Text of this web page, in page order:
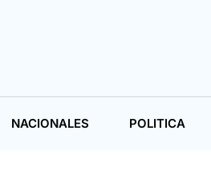
NACIONALES POLITICA